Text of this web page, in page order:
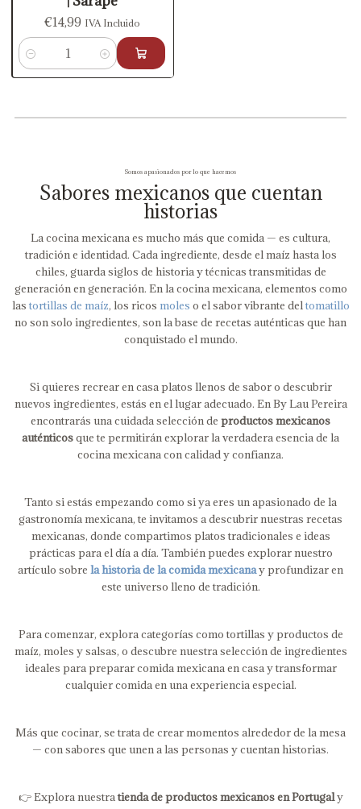
€14,99 IVA Incluido
Cantidad
Somos apasionados por lo que hacemos
Sabores mexicanos que cuentan
historias
La cocina mexicana es mucho más que comida — es cultura,
tradición e identidad. Cada ingrediente, desde el maíz hasta los
chiles, guarda siglos de historia y técnicas transmitidas de
generación en generación. En la cocina mexicana, elementos como
las tortillas de maíz, los ricos moles o el sabor vibrante deltomatillo
no son solo ingredientes, son la base de recetas auténticas que han
conquistado el mundo.
Si quieres recrear en casa platos llenos de sabor o descubrir
nuevos ingredientes, estás en el lugar adecuado. En By Lau Pereira
encontrarás una cuidada selección de productos mexicanos
auténticosque te permitirán explorar la verdadera esencia de la
cocina mexicana con calidad y confianza.
Tanto si estás empezando como si ya eres un apasionado de la
gastronomía mexicana, te invitamos a descubrir nuestras recetas
mexicanas, donde compartimos platos tradicionales e ideas
prácticas para el día a día. También puedes explorar nuestro
artículo sobre la historia de la comida mexicanay profundizar en
este universo lleno de tradición.
Para comenzar, explora categorías como tortillas y productos de
maíz, moles y salsas, o descubre nuestra selección de ingredientes
ideales para preparar comida mexicana en casa y transformar
cualquier comida en una experiencia especial.
Más que cocinar, se trata de crear momentos alrededor de la mesa
— con sabores que unen a las personas y cuentan historias.
👉 Explora nuestratienda de productos mexicanos en Portugaly